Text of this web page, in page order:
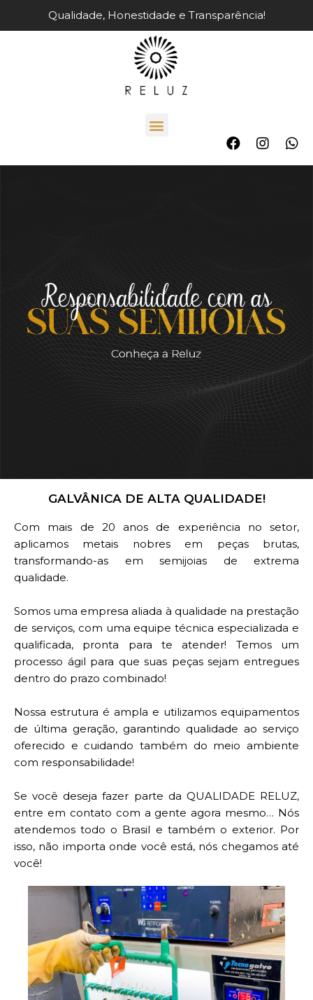
Qualidade, Honestidade e Transparência!
GALVÂNICA DE ALTA QUALIDADE!
Com mais de 20 anos de experiência no setor,
aplicamos metais nobres em peças brutas,
transformando-as em semijoias de extrema
qualidade.
Somos uma empresa aliada à qualidade na prestação
de serviços, com uma equipe técnica especializada e
qualificada, pronta para te atender! Temos um
processo ágil para que suas peças sejam entregues
dentro do prazo combinado!
Nossa estrutura é ampla e utilizamos equipamentos
de última geração, garantindo qualidade ao serviço
oferecido e cuidando também do meio ambiente
com responsabilidade!
Se você deseja fazer parte da QUALIDADE RELUZ,
entre em contato com a gente agora mesmo… Nós
atendemos todo o Brasil e também o exterior. Por
isso, não importa onde você está, nós chegamos até
você!